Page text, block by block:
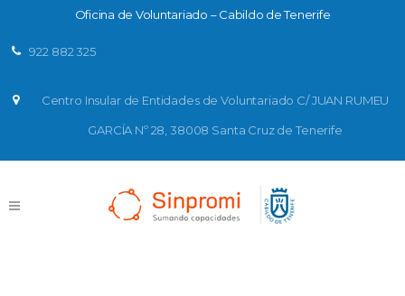
Oficina de Voluntariado – Cabildo de Tenerife
922 882 325
Centro Insular de Entidades de Voluntariado C/ JUAN RUMEU
GARCÍA Nº 28, 38008 Santa Cruz de Tenerife